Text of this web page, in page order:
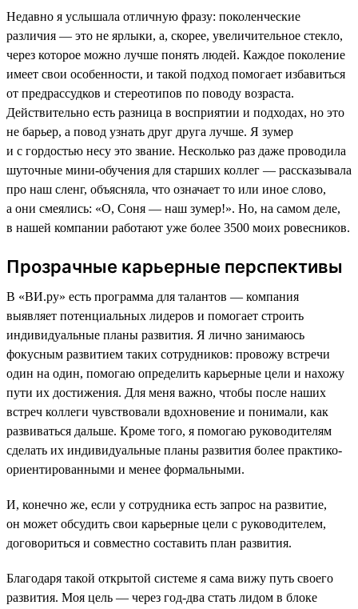
Недавно я услышала отличную фразу: поколенческие
различия — это не ярлыки, а, скорее, увеличительное стекло,
через которое можно лучше понять людей. Каждое поколение
имеет свои особенности, и такой подход помогает избавиться
от предрассудков и стереотипов по поводу возраста.
Действительно есть разница в восприятии и подходах, но это
не барьер, а повод узнать друг друга лучше. Я зумер
и с гордостью несу это звание. Несколько раз даже проводила
шуточные мини-обучения для старших коллег — рассказывала
про наш сленг, объясняла, что означает то или иное слово,
а они смеялись: «О, Соня — наш зумер!». Но, на самом деле,
в нашей компании работают уже более 3500 моих ровесников.
Прозрачные карьерные перспективы
В «ВИ.ру» есть программа для талантов — компания
выявляет потенциальных лидеров и помогает строить
индивидуальные планы развития. Я лично занимаюсь
фокусным развитием таких сотрудников: провожу встречи
один на один, помогаю определить карьерные цели и нахожу
пути их достижения. Для меня важно, чтобы после наших
встреч коллеги чувствовали вдохновение и понимали, как
развиваться дальше. Кроме того, я помогаю руководителям
сделать их индивидуальные планы развития более практико-
ориентированными и менее формальными.
И, конечно же, если у сотрудника есть запрос на развитие,
он может обсудить свои карьерные цели с руководителем,
договориться и совместно составить план развития.
Благодаря такой открытой системе я сама вижу путь своего
развития. Моя цель — через год-два стать лидом в блоке